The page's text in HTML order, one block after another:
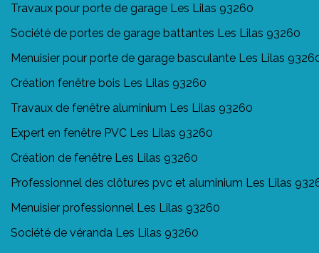
Travaux pour porte de garage Les Lilas 93260
Société de portes de garage battantes Les Lilas 93260
Menuisier pour porte de garage basculante Les Lilas
Création fenêtre bois Les Lilas 93260
Travaux de fenêtre aluminium Les Lilas 93260
Expert en fenêtre PVC Les Lilas 93260
Création de fenêtre Les Lilas 93260
Professionnel des clôtures pvc et aluminium Les Lilas
Menuisier professionnel Les Lilas 93260
Société de véranda Les Lilas 93260